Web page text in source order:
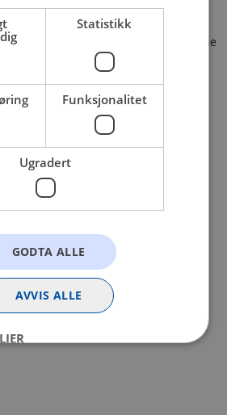
side exception has occurred (see the
for more information).
Statistikk
Funksjonalitet
Ugradert
GODTA ALLE
AVVIS ALLE